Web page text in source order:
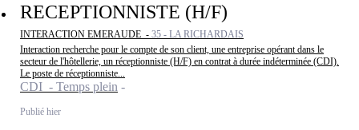
RECEPTIONNISTE (H/F)
INTERACTION EMERAUDE - 35 - LA RICHARDAIS
Interaction recherche pour le compte de son client, une entreprise opérant dans le
secteur de l'hôtellerie, un réceptionniste (H/F) en contrat à durée indéterminée (CDI).
Le poste de réceptionniste...
CDI - Temps plein
Publié hier